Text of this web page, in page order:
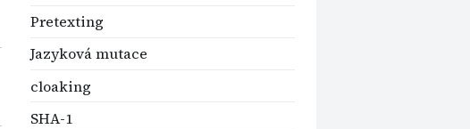
Pretexting
Jazyková mutace
cloaking
SHA-1